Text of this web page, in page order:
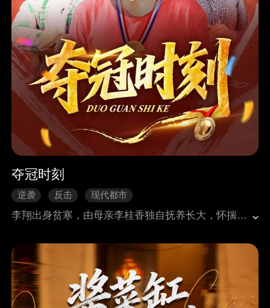
夺冠时刻
逆袭 反击 现代都市
李翔出身贫寒，由母亲李桂香独自抚养长大，怀揣着加入国家长跑队的梦想。面对村里的嘲笑、欺凌和抛弃，李翔更加坚定了奋斗的决心。他每天绑着沙包、提着水桶跑步，风雨无阻。然而赛前，他被对手陷害，赤脚完成比赛赢得了胜利，打破了村里的长跑记录。 正当李翔满怀希望准备迎接更广阔的舞台时，却被诬陷使用兴奋剂，面临取消成绩的危机。关键时刻，李翔凭借日常录制的视频自证清白，揭露了对手田大壮的阴谋。原来，田大壮因嫉妒儿子成就，试图通过不正当手段阻止他夺冠。 最终，正义得到伸张，李翔不仅夺得了世界运动会的长跑金牌，还为国家赢得了荣誉。